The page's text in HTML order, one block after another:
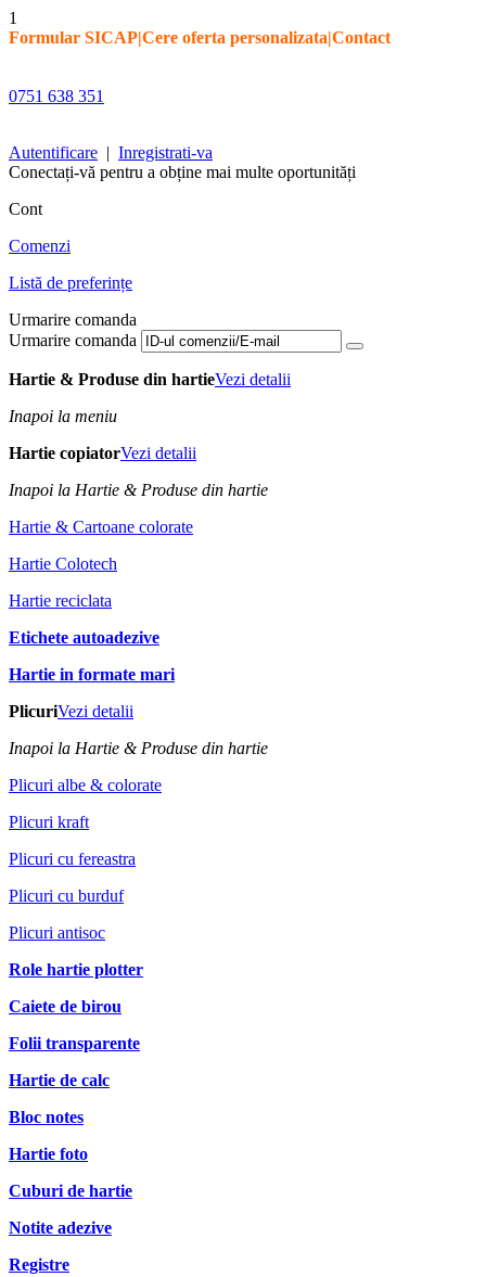
1
Formular SICAP|Cere oferta personalizata|Contact
0751 638 351
Autentificare | Inregistrati-va
Conectați-vă pentru a obține mai multe oportunități
Cont
Comenzi
Listă de preferințe
Urmarire comanda
Urmarire comanda
Hartie & Produse din hartieVezi detalii
Inapoi la meniu
Hartie copiatorVezi detalii
Inapoi la Hartie & Produse din hartie
Hartie & Cartoane colorate
Hartie Colotech
Hartie reciclata
Etichete autoadezive
Hartie in formate mari
PlicuriVezi detalii
Inapoi la Hartie & Produse din hartie
Plicuri albe & colorate
Plicuri kraft
Plicuri cu fereastra
Plicuri cu burduf
Plicuri antisoc
Role hartie plotter
Caiete de birou
Folii transparente
Hartie de calc
Bloc notes
Hartie foto
Cuburi de hartie
Notite adezive
Registre